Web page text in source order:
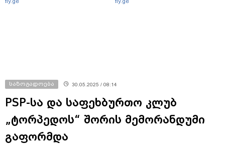
საზოგადოება 30.05.2025 / 08:14
PSP-სა და საფეხბურთო კლუბ
„ტორპედოს“ შორის მემორანდუმი
გაფორმდა